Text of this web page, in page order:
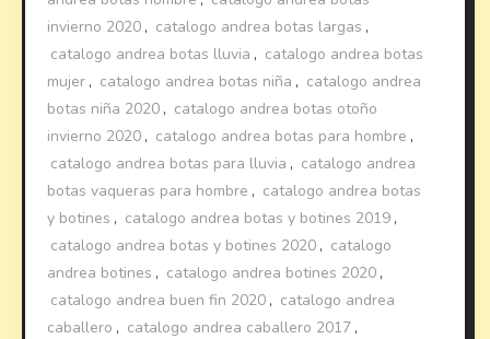
invierno 2020 , catalogo andrea botas largas ,
catalogo andrea botas lluvia , catalogo andrea botas
mujer , catalogo andrea botas niña , catalogo andrea
botas niña 2020 , catalogo andrea botas otoño
invierno 2020 , catalogo andrea botas para hombre ,
catalogo andrea botas para lluvia , catalogo andrea
botas vaqueras para hombre , catalogo andrea botas
y botines , catalogo andrea botas y botines 2019 ,
catalogo andrea botas y botines 2020 , catalogo
andrea botines , catalogo andrea botines 2020 ,
catalogo andrea buen fin 2020 , catalogo andrea
caballero , catalogo andrea caballero 2017 ,